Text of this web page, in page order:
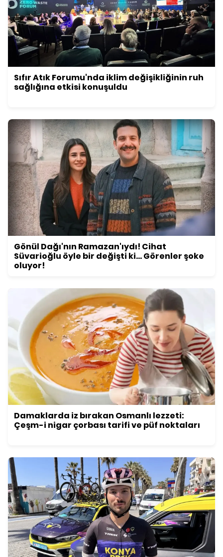
Sıfır Atık Forumu'nda iklim değişikliğinin ruh
sağlığına etkisi konuşuldu
Gönül Dağı'nın Ramazan'ıydı! Cihat
Süvarioğlu öyle bir değişti ki... Görenler şoke
oluyor!
Damaklarda iz bırakan Osmanlı lezzeti:
Çeşm-i nigar çorbası tarifi ve püf noktaları